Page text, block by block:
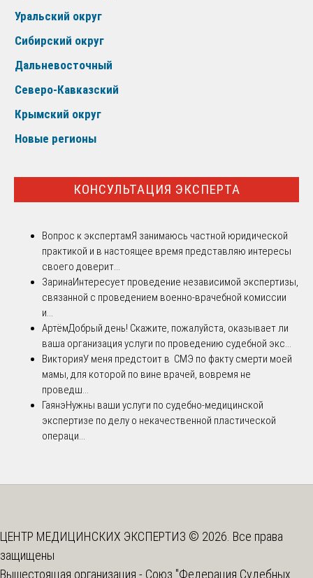
Уральский округ
Сибирский округ
Дальневосточный
Северо-Кавказский
Крымский округ
Новые регионы
КОНСУЛЬТАЦИЯ ЭКСПЕРТА
Вопрос к экспертамЯ занимаюсь частной юридической
практикой и в настоящее время представляю интересы
своего доверит...
ЗаринаИнтересует проведение независимой экспертизы,
связанной с проведением военно-врачебной комиссии
и...
АртёмДобрый день! Скажите, пожалуйста, оказывает ли
ваша организация услуги по проведению судебной экс...
ВикторияУ меня предстоит в СМЭ по факту смерти моей
мамы, для которой по вине врачей, вовремя не
проведш...
ГаянэНужны ваши услуги по судебно-медицинской
экспертизе по делу о некачественной пластической
операци...
ЦЕНТР МЕДИЦИНСКИХ ЭКСПЕРТИЗ © 2026. Все права
защищены
Вышестоящая организация - Союз "Федерация Судебных